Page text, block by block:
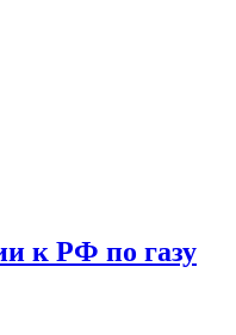
к РФ по газу